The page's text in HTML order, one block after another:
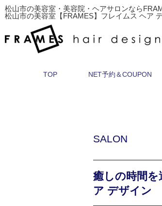
松山市の美容室・美容院・ヘアサロンなら
松山市の美容室【FRAMES】フレイムス ヘア
TOP NET予約＆COUPON
SALON
癒しの時間
ア デザイン